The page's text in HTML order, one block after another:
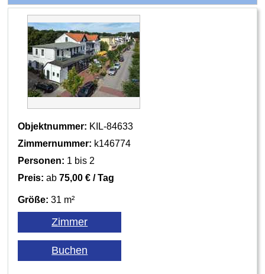
Objektnummer: KIL-84633
Zimmernummer: k146774
Personen: 1 bis 2
Preis: ab75,00 € / Tag
Größe: 31 m²